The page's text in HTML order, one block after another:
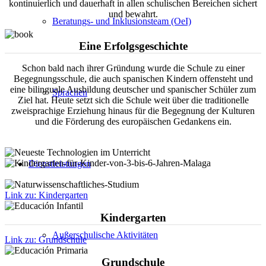
Beratungs- und Inklusionsteam (OeI)
Sprachen
Dienstleistungen
Außerschulische Aktivitäten
kontinuierlich und dauerhaft in allen schulischen Bereichen sichert
und bewahrt.
Eine Erfolgsgeschichte
Schon bald nach ihrer Gründung wurde die Schule zu einer
Begegnungsschule, die auch spanischen Kindern offensteht und
eine bilinguale Ausbildung deutscher und spanischer Schüler zum
Ziel hat. Heute setzt sich die Schule weit über die traditionelle
zweisprachige Erziehung hinaus für die Begegnung der Kulturen
und die Förderung des europäischen Gedankens ein.
Link zu: Kindergarten
Kindergarten
Link zu: Grundschule
Grundschule